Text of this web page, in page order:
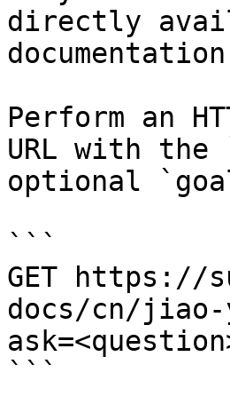
directly
Perform an
URL with the
optional
```
GET https://
docs/cn/
```